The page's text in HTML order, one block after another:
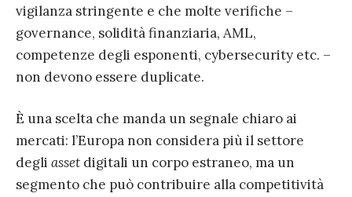
vigilanza stringente e che molte verifiche –
governance, solidità finanziaria, AML,
competenze degli esponenti, cybersecurity etc. –
non devono essere duplicate.
È una scelta che manda un segnale chiaro ai
mercati: l’Europa non considera più il settore
degli asset digitali un corpo estraneo, ma un
segmento che può contribuire alla competitività